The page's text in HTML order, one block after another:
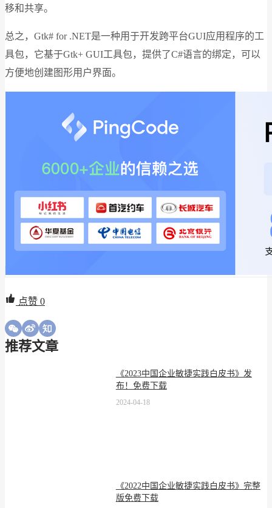
移和共享。
总之，Gtk# for .NET是一种用于开发跨平台GUI应用程序的工
具包，它基于Gtk+ GUI工具包，提供了C#语言的绑定，可以
方便地创建图形用户界面。
点赞 0
推荐文章
《2023中国企业敏捷实践白皮书》发
布！免费下载
2024-04-18
《2022中国企业敏捷实践白皮书》完整
版免费下载